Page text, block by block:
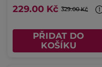
229.00 Kč 329.00 Kč
PŘIDAT DO
KOŠÍKU